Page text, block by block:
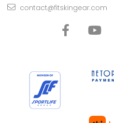
contact@fitskingear.com